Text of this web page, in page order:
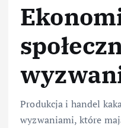
Produkcja i handel
wyzwaniami, które